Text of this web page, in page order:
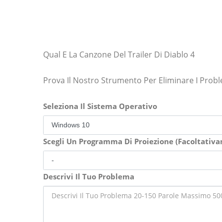
Qual E La Canzone Del Trailer Di Diablo 4
Prova Il Nostro Strumento Per Eliminare I
Seleziona Il Sistema Operativo
Scegli Un Programma Di Proiezione
Descrivi Il Tuo Problema